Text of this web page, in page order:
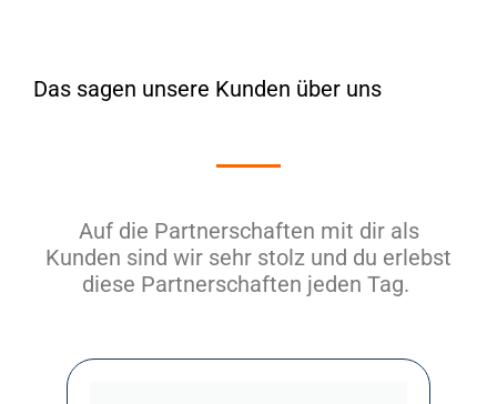
Das sagen unsere Kunden über uns
Auf die Partnerschaften mit dir als
Kunden sind wir sehr stolz und du erlebst
diese Partnerschaften jeden Tag.